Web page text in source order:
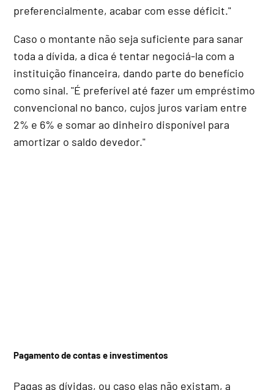
preferencialmente, acabar com esse déficit."
Caso o montante não seja suficiente para sanar
toda a dívida, a dica é tentar negociá-la com a
instituição financeira, dando parte do benefício
como sinal. "É preferível até fazer um empréstimo
convencional no banco, cujos juros variam entre
2% e 6% e somar ao dinheiro disponível para
amortizar o saldo devedor."
Pagamento de contas e investimentos
Pagas as dívidas, ou caso elas não existam, a